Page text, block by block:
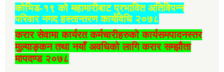
कोभिड-१९ को महामारीबाट प्रभावित अतिविपन्न
परिवार नगद हस्तान्तरण कार्यविधि २०७८
करार सेवामा कार्यरत कर्मचारीहरुको कार्यसमपादनस्तर
मुल्याङ्कन तथा नयाँ अवधिको लागि करार सम्झौता
मापदण्ड २०७८